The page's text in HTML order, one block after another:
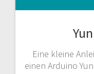
Eine kleine
einen Arduino